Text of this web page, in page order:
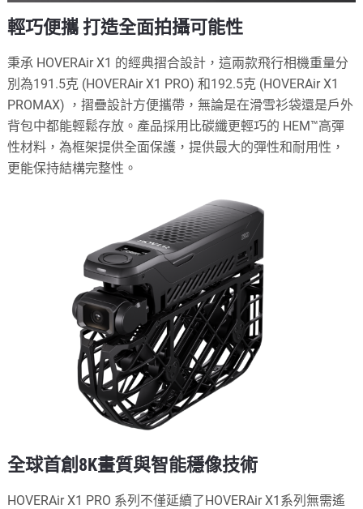
輕巧便攜 打造全面拍攝可能性
秉承 HOVERAir X1 的經典摺合設計，這兩款飛行相機重量分
別為191.5克 (HOVERAir X1 PRO) 和192.5克 (HOVERAir X1
PROMAX) ，摺疊設計方便攜帶，無論是在滑雪衫袋還是戶外
背包中都能輕鬆存放。產品採用比碳纖更輕巧的 HEM™高彈
性材料，為框架提供全面保護，提供最大的彈性和耐用性，
更能保持結構完整性。
全球首創8K畫質與智能穩像技術
HOVERAir X1 PRO 系列不僅延續了HOVERAir X1系列無需遙